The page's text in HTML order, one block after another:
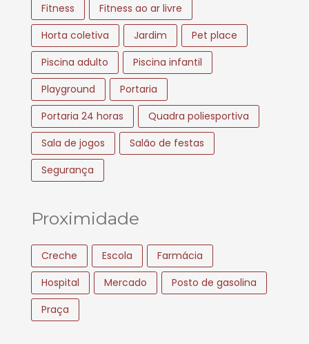
Fitness
Fitness ao ar livre
Horta coletiva
Jardim
Pet place
Piscina adulto
Piscina infantil
Playground
Portaria
Portaria 24 horas
Quadra poliesportiva
Sala de jogos
Salão de festas
Segurança
Proximidade
Creche Escola
Farmácia
Hospital
Mercado
Posto de gasolina
Praça